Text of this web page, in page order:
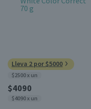
Lleva 2 por $5000
$2500 x un
$4090
$4090 x un